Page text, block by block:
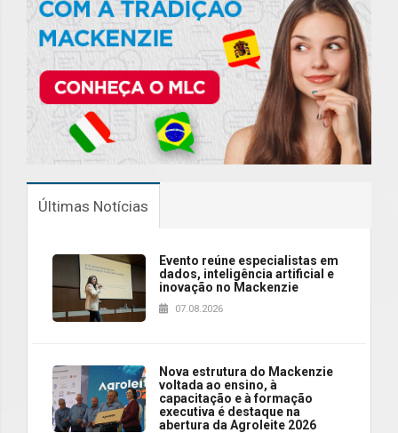
Últimas Notícias
Evento reúne especialistas em
dados, inteligência artificial e
inovação no Mackenzie
07.08.2026
Nova estrutura do Mackenzie
voltada ao ensino, à
capacitação e à formação
executiva é destaque na
abertura da Agroleite 2026